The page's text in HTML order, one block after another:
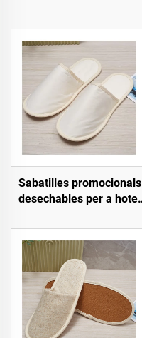
Sabatilles promocionals
desechables per a hotel
por major, sabatilles
d'hotel per a passatgers
de companyies aèries